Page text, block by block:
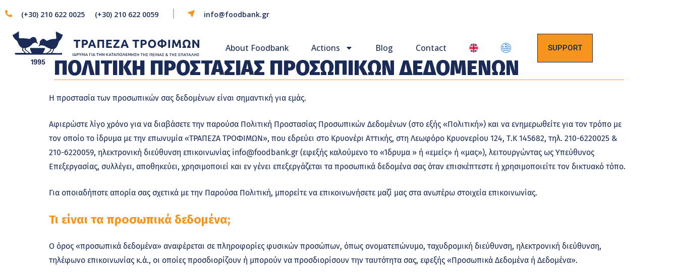
(+30) 210 622 0025 (+30) 210 622 0059 info@foodbank.gr
About Foodbank Actions Blog Contact SUPPORT
ΠΟΛΙΤΙΚΗ ΠΡΟΣΤΑΣΙΑΣ ΠΡΟΣΩΠΙΚΩΝ ΔΕΔΟΜΕΝΩΝ
Η προστασία των προσωπικών σας δεδομένων είναι σημαντική για εμάς.
Αφιερώστε λίγο χρόνο για να διαβάσετε την παρούσα Πολιτική Προστασίας Προσωπικών Δεδομένων (στο εξής «Πολιτική») και να ενημερωθείτε για τον τρόπο με
τον οποίο το ίδρυμα με την επωνυμία «ΤΡΑΠΕΖΑ ΤΡΟΦΙΜΩΝ», που εδρεύει στο Κρυονέρι Αττικής, στη Λεωφόρο Κρυονερίου 124, Τ.Κ 145682, τηλ. 210-6220025 &
210-6220059, ηλεκτρονική διεύθυνση επικοινωνίας info@foodbank.gr (εφεξής καλούμενο το «Ίδρυμα » ή «εμείς» ή «μας»), λειτουργώντας ως Υπεύθυνος
Επεξεργασίας, συλλέγει, αποθηκεύει, χρησιμοποιεί και εν γένει επεξεργάζεται τα προσωπικά δεδομένα σας όταν επισκέπτεστε ή χρησιμοποιείτε τον δικτυακό τόπο.
Για οποιαδήποτε απορία σας σχετικά με την Παρούσα Πολιτική, μπορείτε να επικοινωνήσετε μαζί μας στα ανωτέρω στοιχεία επικοινωνίας.
Τι είναι τα προσωπικά δεδομένα;
Ο όρος «προσωπικά δεδομένα» αναφέρεται σε πληροφορίες φυσικών προσώπων, όπως ονοματεπώνυμο, ταχυδρομική διεύθυνση, ηλεκτρονική διεύθυνση,
τηλέφωνο επικοινωνίας κ.ά., οι οποίες προσδιορίζουν ή μπορούν να προσδιορίσουν την ταυτότητα σας, εφεξής «Προσωπικά Δεδομένα ή Δεδομένα».